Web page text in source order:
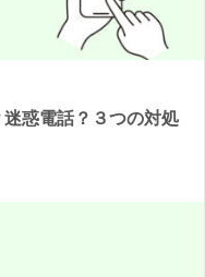
惑電話？３つの対処